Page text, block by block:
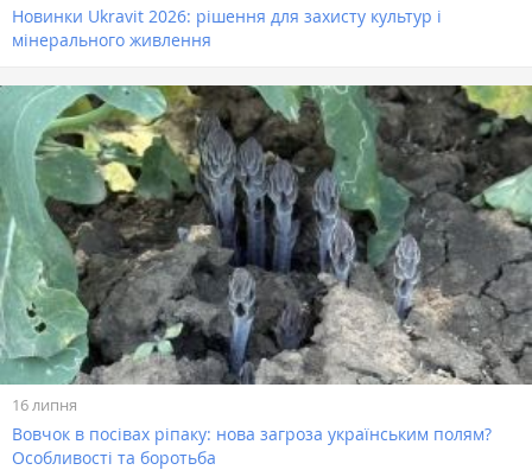
Новинки Ukravit 2026: рішення для захисту культур і
мінерального живлення
16 липня
Вовчок в посівах ріпаку: нова загроза українським полям?
Особливості та боротьба